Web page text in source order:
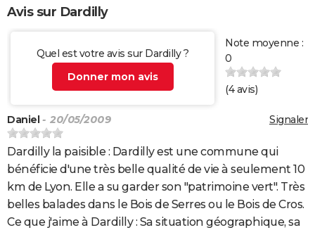
Avis sur Dardilly
Quel est votre avis sur Dardilly ?
Donner mon avis
Note moyenne :
0
(4avis)
Signaler
Daniel - 20/05/2009
Dardilly la paisible : Dardilly est une commune qui
bénéficie d'une très belle qualité de vie à seulement 10
km de Lyon. Elle a su garder son "patrimoine vert". Très
belles balades dans le Bois de Serres ou le Bois de Cros.
Ce que j'aime à Dardilly : Sa situation géographique, sa